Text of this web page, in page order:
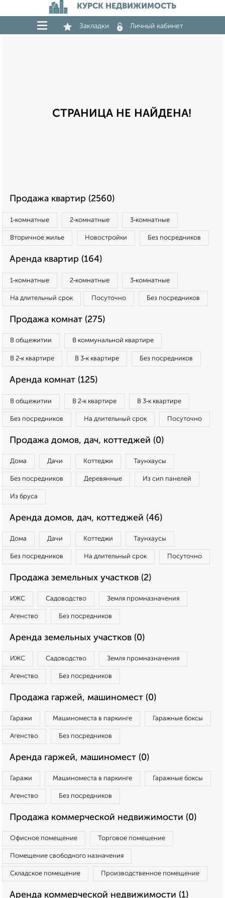
КУРСК НЕДВИЖИМОСТЬ
Закладки Личный кабинет
СТРАНИЦА НЕ НАЙДЕНА!
Продажа квартир (2560)
1‑комнатные 2‑комнатные 3‑комнатные
Вторичное жилье Новостройки Без посредников
Аренда квартир (164)
1‑комнатные 2‑комнатные 3‑комнатные
На длительный срок Посуточно Без посредников
Продажа комнат (275)
В общежитии В коммунальной квартире
В 2‑к квартире В 3‑к квартире Без посредников
Аренда комнат (125)
В общежитии В 2‑к квартире В 3‑к квартире
Без посредников На длительный срок Посуточно
Продажа домов, дач, коттеджей (0)
Дома Дачи Коттеджи Таунхаусы
Без посредников Деревянные Из сип панелей
Из бруса
Аренда домов, дач, коттеджей (46)
Дома Дачи Коттеджи Таунхаусы
Без посредников На длительный срок Посуточно
Продажа земельных участков (2)
ИЖС Садоводство Земля промназначения
Агенство Без посредников
Аренда земельных участков (0)
ИЖС Садоводство Земля промназначения
Агенство Без посредников
Продажа гаржей, машиномест (0)
Гаражи Машиноместа в паркинге Гаражные боксы
Агенство Без посредников
Аренда гаржей, машиномест (0)
Гаражи Машиноместа в паркинге Гаражные боксы
Агенство Без посредников
Продажа коммерческой недвижимости (0)
Офисное помещение Торговое помещение
Помещение свободного назначения
Складское помещение Производственное помещение
Аренда коммерческой недвижимости (1)